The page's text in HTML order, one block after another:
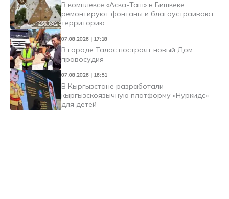
В комплексе «Аска-Таш» в Бишкеке
ремонтируют фонтаны и благоустраивают
территорию
07.08.2026 | 17:18
В городе Талас построят новый Дом
правосудия
07.08.2026 | 16:51
В Кыргызстане разработали
кыргызскоязычную платформу «Нуркидс»
для детей